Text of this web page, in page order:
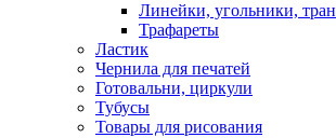
Линейки, угольники,
Трафареты
Ластик
Чернила для печатей
Готовальни, циркули
Тубусы
Товары для рисования